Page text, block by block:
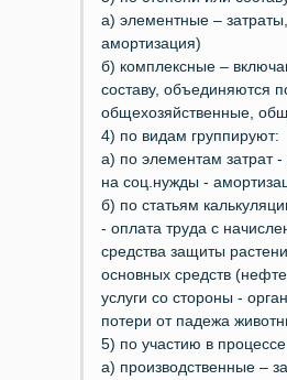
а) элементные –
амортизация)
б) комплексные –
составу, объединяются
общехозяйственные,
4) по видам группируют:
а) по элементам затрат
на соц.нужды -
б) по статьям
- оплата труда с
средства защиты
основных средств
услуги со стороны -
потери от падежа
5) по участию в
а) производственные –